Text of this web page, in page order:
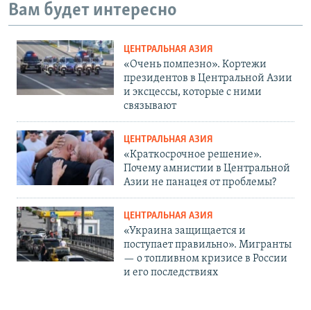
Вам будет интересно
ЦЕНТРАЛЬНАЯ АЗИЯ
«Очень помпезно». Кортежи
президентов в Центральной Азии
и эксцессы, которые с ними
связывают
ЦЕНТРАЛЬНАЯ АЗИЯ
«Краткосрочное решение».
Почему амнистии в Центральной
Азии не панацея от проблемы?
ЦЕНТРАЛЬНАЯ АЗИЯ
«Украина защищается и
поступает правильно». Мигранты
— о топливном кризисе в России
и его последствиях